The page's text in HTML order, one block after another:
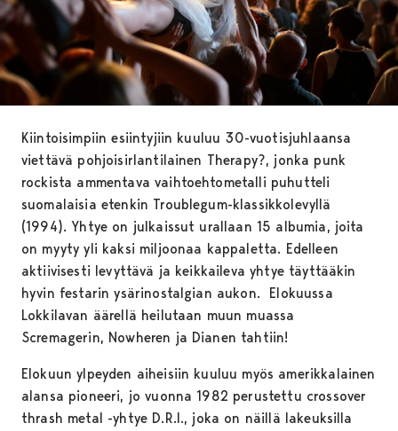
Kiintoisimpiin esiintyjiin kuuluu 30-vuotisjuhlaansa
viettävä pohjoisirlantilainen Therapy?, jonka punk
rockista ammentava vaihtoehtometalli puhutteli
suomalaisia etenkin Troublegum-klassikkolevyllä
(1994). Yhtye on julkaissut urallaan 15 albumia, joita
on myyty yli kaksi miljoonaa kappaletta. Edelleen
aktiivisesti levyttävä ja keikkaileva yhtye täyttääkin
hyvin festarin ysärinostalgian aukon. Elokuussa
Lokkilavan äärellä heilutaan muun muassa
Scremagerin, Nowheren ja Dianen tahtiin!
Elokuun ylpeyden aiheisiin kuuluu myös amerikkalainen
alansa pioneeri, jo vuonna 1982 perustettu crossover
thrash metal -yhtye D.R.I., joka on näillä lakeuksilla